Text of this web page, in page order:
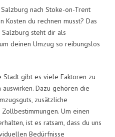
nach Stoke-on-Trent
Kosten du rechnen musst? Das
Salzburg steht dir als
deinen Umzug so reibungslos
gibt es viele Faktoren zu
Dazu gehören die
zusätzliche
Um einen
ist es ratsam, dass du uns
Bedürfnisse